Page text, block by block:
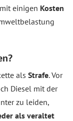
einigen Kosten
als Strafe. Vor
Diesel mit der
zu leiden,
als veraltet